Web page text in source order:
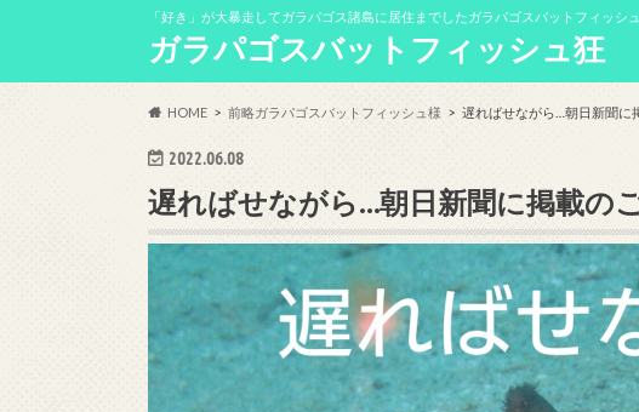
「好き」が大暴走してガラパゴス諸島に居住までしたガラパゴスバットフィッシ
ガラパゴスバットフィッシュ狂
HOME 前略ガラパゴスバットフィッシュ様 遅ればせながら…朝日新聞に
2022.06.08
遅ればせながら…朝日新聞に掲載の